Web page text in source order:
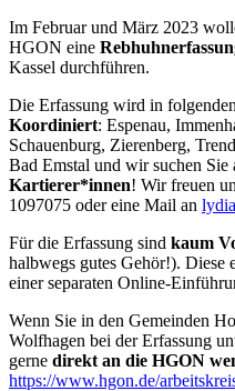
Im Februar und März 2023
HGON eine
Kassel durchführen.
Die Erfassung wird in
Koordiniert: Espenau,
Schauenburg, Zierenberg,
Bad Emstal und wir suchen Sie
Kartierer*innen! Wir freuen
1097075 oder eine Mail an
Für die Erfassung sind kaum
halbwegs gutes Gehör!). Diese
einer separaten Online-
Wenn Sie in den Gemeinden
Wolfhagen bei der Erfassung
gerne direkt an die HGON
https://www.hgon.de/